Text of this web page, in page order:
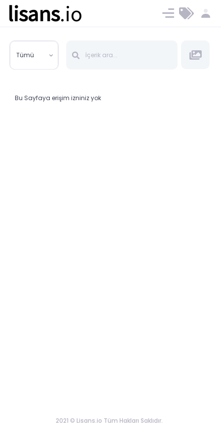
lisans.io Ücret ve Planlar
Tümü
Bu Sayfaya erişim izniniz yok
2021 © Lisans.io Tüm Hakları Saklıdır.